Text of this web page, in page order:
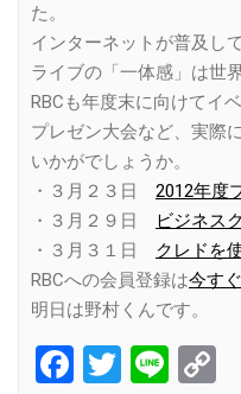
た。
インターネットが普及し
ライブの「一体感」は世
RBCも年度末に向けてイ
プレゼン大会など、実際
いかがでしょうか。
・３月２３日 2012年度
・３月２９日
ビジネス
・３月３１日 クレドを
RBCへの会員登録は今す
明日は野村くんです。
Facebook
Twitter
Line